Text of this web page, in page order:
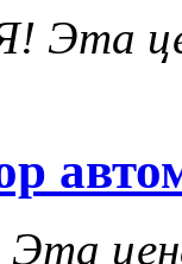
Эта
Эта